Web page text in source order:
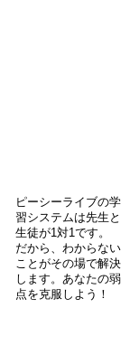
ピーシーライブの学
習システムは先生と
生徒が1対1です。
だから、わからない
ことがその場で解決
します。あなたの弱
点を克服しよう！